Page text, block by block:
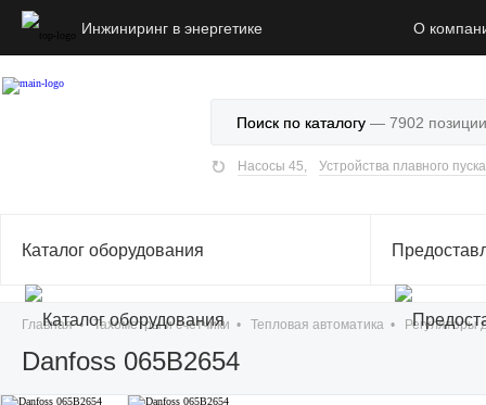
Инжиниринг в энергетике О
Поиск по каталогу
Насосы 45, Устройства плавного
Каталог оборудования
Главная • Тахометры и счетчики • Тепловая автоматика • Регуляторы
Danfoss 065B2654